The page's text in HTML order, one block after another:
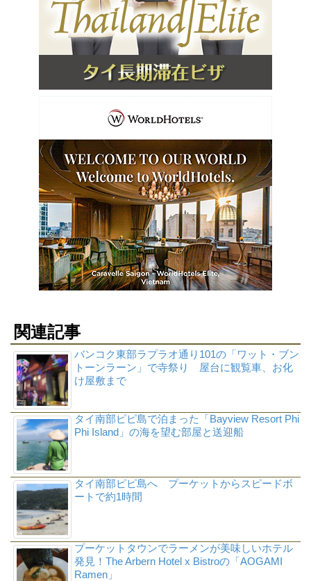
関連記事
バンコク東部ラプラオ通り101の「ワット・ブン
トーンラーン」で寺祭り 屋台に観覧車、お化
け屋敷まで
タイ南部ピピ島で泊まった「Bayview Resort Phi
Phi Island」の海を望む部屋と送迎船
タイ南部ピピ島へ プーケットからスピードボ
ートで約1時間
プーケットタウンでラーメンが美味しいホテル
発見！The Arbern Hotel x Bistroの「AOGAMI
Ramen」